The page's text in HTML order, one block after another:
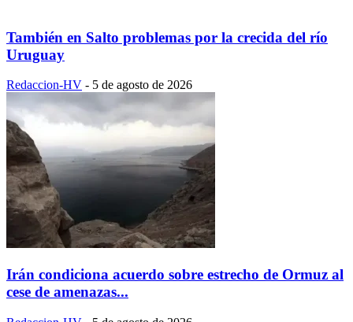
También en Salto problemas por la crecida del río
Uruguay
Redaccion-HV - 5 de agosto de 2026
Irán condiciona acuerdo sobre estrecho de Ormuz al
cese de amenazas...